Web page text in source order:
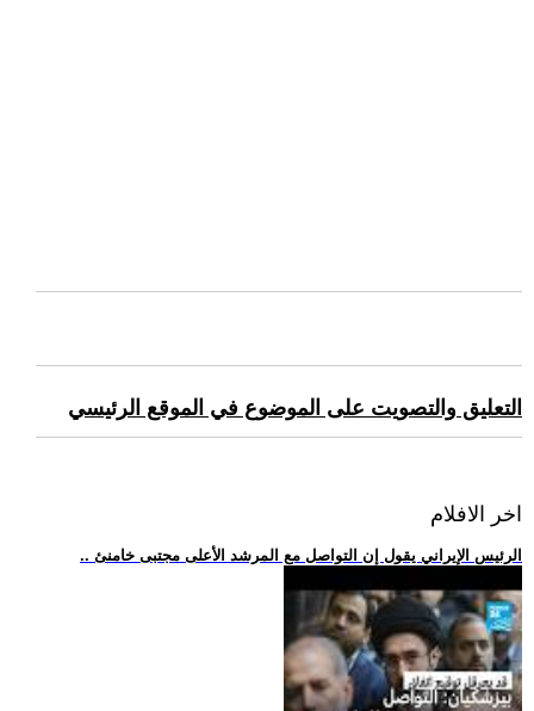
التعليق والتصويت على الموضوع في الموقع الرئيسي
اخر الافلام
.. الرئيس الإيراني يقول إن التواصل مع المرشد الأعلى مجتبى خامنئ